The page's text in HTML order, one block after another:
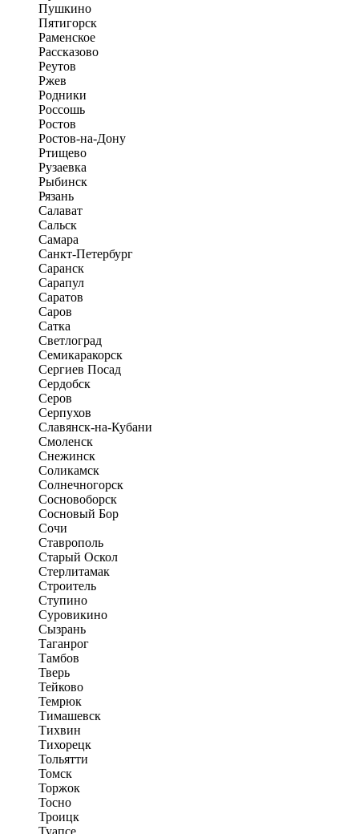
Пушкино
Пятигорск
Раменское
Рассказово
Реутов
Ржев
Родники
Россошь
Ростов
Ростов-на-Дону
Ртищево
Рузаевка
Рыбинск
Рязань
Салават
Сальск
Самара
Санкт-Петербург
Саранск
Сарапул
Саратов
Саров
Сатка
Светлоград
Семикаракорск
Сергиев Посад
Сердобск
Серов
Серпухов
Славянск-на-Кубани
Смоленск
Снежинск
Соликамск
Солнечногорск
Сосновоборск
Сосновый Бор
Сочи
Ставрополь
Старый Оскол
Стерлитамак
Строитель
Ступино
Суровикино
Сызрань
Таганрог
Тамбов
Тверь
Тейково
Темрюк
Тимашевск
Тихвин
Тихорецк
Тольятти
Томск
Торжок
Тосно
Троицк
Туапсе